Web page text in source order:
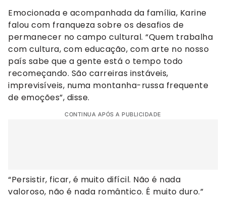
Emocionada e acompanhada da família, Karine
falou com franqueza sobre os desafios de
permanecer no campo cultural. “Quem trabalha
com cultura, com educação, com arte no nosso
país sabe que a gente está o tempo todo
recomeçando. São carreiras instáveis,
imprevisíveis, numa montanha-russa frequente
de emoções”, disse.
CONTINUA APÓS A PUBLICIDADE
“Persistir, ficar, é muito difícil. Não é nada
valoroso, não é nada romântico. É muito duro.”